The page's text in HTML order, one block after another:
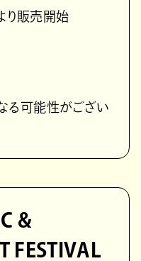
り販売開始
可能性がござい
&
FESTIVAL